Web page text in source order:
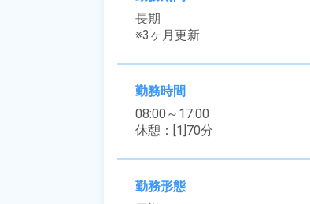
長期
※3ヶ月更新
勤務時間
08:00～17:00
休憩：[1]70分
勤務形態